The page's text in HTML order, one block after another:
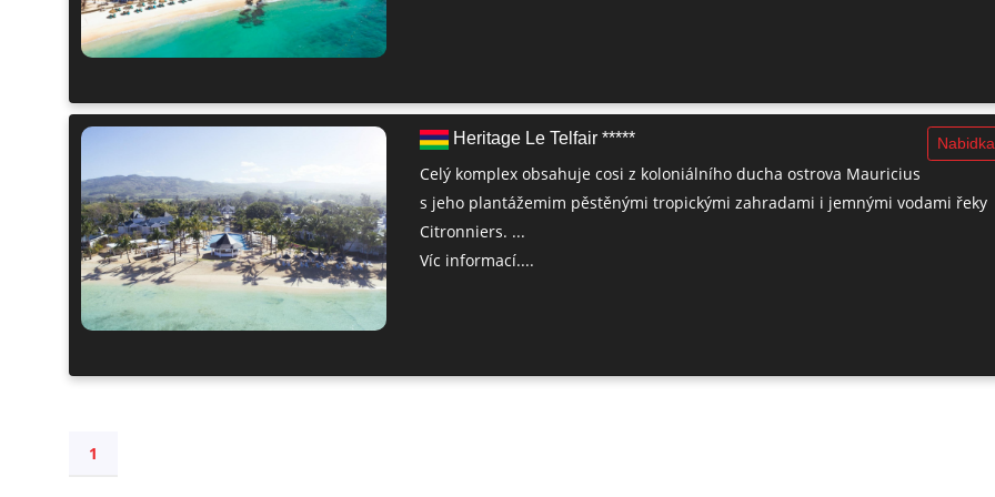
Heritage Le Telfair *****
Celý komplex obsahuje cosi z koloniálního ducha ostrova Mauricius
s jeho plantážemim pěstěnými tropickými zahradami i jemnými vodami řeky
Citronniers. ...
Víc informací....
1